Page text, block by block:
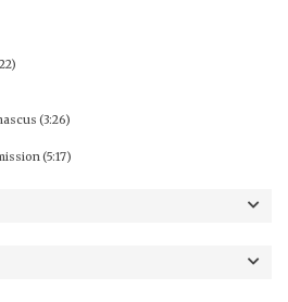
(3:26)
(5:17)